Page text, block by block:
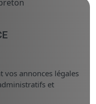
vos annonces légales
et